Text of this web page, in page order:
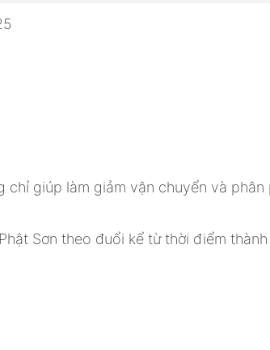
giúp làm giảm vận chuyển và
Sơn theo đuổi kể từ thời điểm